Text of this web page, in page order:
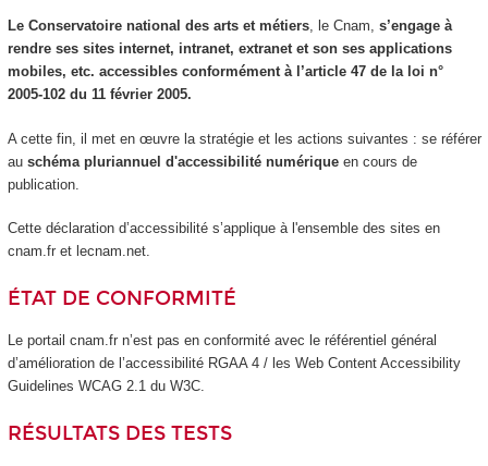
Le Conservatoire national des arts et métiers, le Cnam, s’engage à
rendre ses sites internet, intranet, extranet et son ses applications
mobiles, etc. accessibles conformément à l’article 47 de la loi n°
2005-102 du 11 février 2005.
A cette fin, il met en œuvre la stratégie et les actions suivantes : se référer
au schéma pluriannuel d'accessibilité numériqueen cours de
publication.
Cette déclaration d’accessibilité s’applique à l'ensemble des sites en
cnam.fr et lecnam.net.
ÉTAT DE CONFORMITÉ
Le portail cnam.fr n’est pas en conformité avec le référentiel général
d’amélioration de l’accessibilité RGAA 4 / les Web Content Accessibility
Guidelines WCAG 2.1 du W3C.
RÉSULTATS DES TESTS